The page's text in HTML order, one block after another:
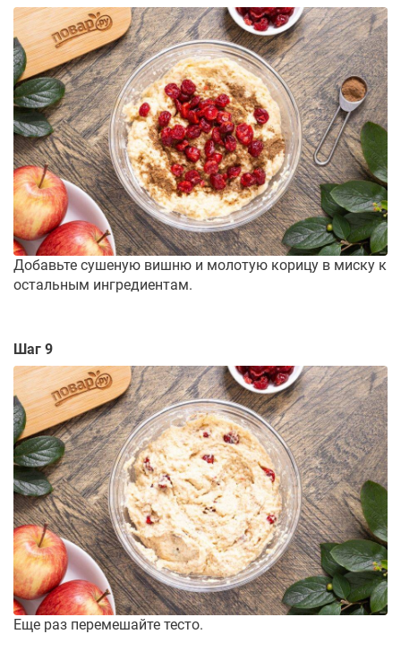
Добавьте сушеную вишню и молотую корицу в миску к
остальным ингредиентам.
Шаг 9
Еще раз перемешайте тесто.